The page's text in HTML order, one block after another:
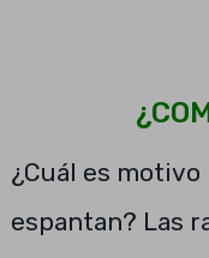
¿Cuál es motivo
espantan? Las